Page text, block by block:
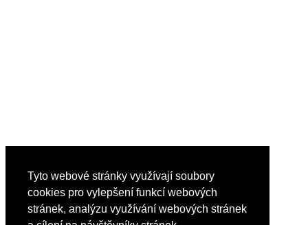
Tyto webové stránky využívají soubory
cookies pro vylepšení funkcí webových
stránek, analýzu využívání webových stránek